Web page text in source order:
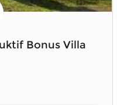
Bonus Villa